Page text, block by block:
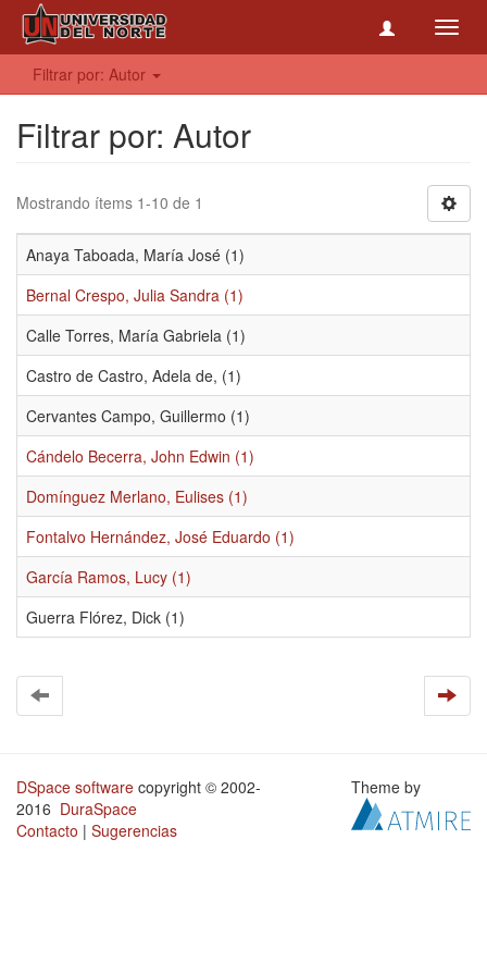
Filtrar por: Autor
Filtrar por: Autor
Mostrando ítems 1-10 de 1
Anaya Taboada, María José (1)
Bernal Crespo, Julia Sandra (1)
Calle Torres, María Gabriela (1)
Castro de Castro, Adela de, (1)
Cervantes Campo, Guillermo (1)
Cándelo Becerra, John Edwin (1)
Domínguez Merlano, Eulises (1)
Fontalvo Hernández, José Eduardo (1)
García Ramos, Lucy (1)
Guerra Flórez, Dick (1)
DSpace software copyright © 2002-
2016 DuraSpace
Contacto | Sugerencias
Theme by